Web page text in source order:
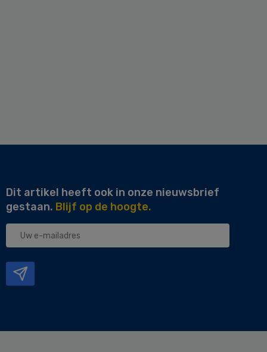
Dit artikel heeft ook in onze nieuwsbrief
gestaan. Blijf op de hoogte.
Uw